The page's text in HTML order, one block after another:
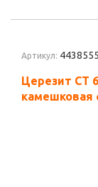
Артикул: 4438555
Церезит CT
камешковая